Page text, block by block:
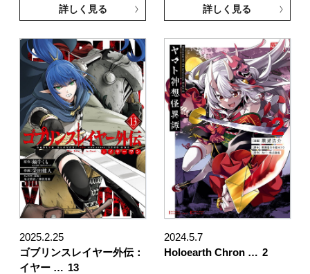
詳しく見る 詳しく見る
2025.2.25
ゴブリンスレイヤー外伝：
イヤー … 13
2024.5.7
Holoearth Chron … 2